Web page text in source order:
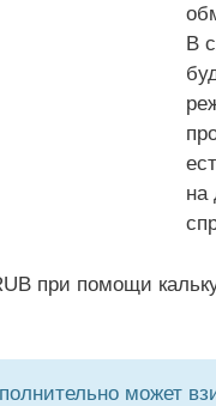
В
на
при помощи
может